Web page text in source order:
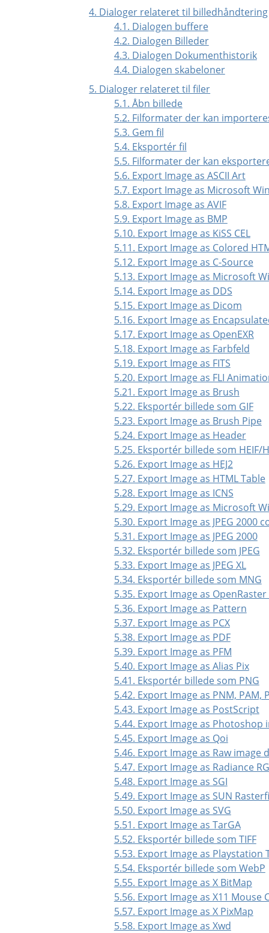
4. Dialoger relateret til billedhåndtering
4.1. Dialogen buffere
4.2. Dialogen Billeder
4.3. Dialogen Dokumenthistorik
4.4. Dialogen skabeloner
5. Dialoger relateret til filer
5.1. Åbn billede
5.2. Filformater der kan
5.3. Gem fil
5.4. Eksportér fil
5.5. Filformater der kan
5.6. Export Image as ASCII Art
5.7. Export Image as Microsoft
5.8. Export Image as AVIF
5.9. Export Image as BMP
5.10. Export Image as KiSS CEL
5.11. Export Image as Colored
5.12. Export Image as C-Source
5.13. Export Image as Microsoft
5.14. Export Image as DDS
5.15. Export Image as Dicom
5.16. Export Image as
5.17. Export Image as OpenEXR
5.18. Export Image as Farbfeld
5.19. Export Image as FITS
5.20. Export Image as FLI
5.21. Export Image as Brush
5.22. Eksportér billede som GIF
5.23. Export Image as Brush Pipe
5.24. Export Image as Header
5.25. Eksportér billede som HEIF/
5.26. Export Image as HEJ2
5.27. Export Image as HTML Table
5.28. Export Image as ICNS
5.29. Export Image as Microsoft
5.30. Export Image as JPEG 2000
5.31. Export Image as JPEG 2000
5.32. Eksportér billede som JPEG
5.33. Export Image as JPEG XL
5.34. Eksportér billede som MNG
5.35. Export Image as OpenRaster
5.36. Export Image as Pattern
5.37. Export Image as PCX
5.38. Export Image as PDF
5.39. Export Image as PFM
5.40. Export Image as Alias Pix
5.41. Eksportér billede som PNG
5.42. Export Image as PNM, PAM,
5.43. Export Image as PostScript
5.44. Export Image as Photoshop
5.45. Export Image as Qoi
5.46. Export Image as Raw image
5.47. Export Image as Radiance
5.48. Export Image as SGI
5.49. Export Image as SUN
5.50. Export Image as SVG
5.51. Export Image as TarGA
5.52. Eksportér billede som TIFF
5.53. Export Image as Playstation
5.54. Eksportér billede som WebP
5.55. Export Image as X BitMap
5.56. Export Image as X11 Mouse
5.57. Export Image as X PixMap
5.58. Export Image as Xwd